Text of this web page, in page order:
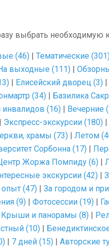
выбрать необходимую
(46) | Тематические
выходные (111) |
| Елисейский дворец (3) |
(34) | Базилика
(16) | Вечерние
| Экспресс-экскурсии (180) |
храмы (73) | Летом
Сорбонна (17) |
Жоржа Помпиду (6) |
экскурсии (42) |
(47) | За городом и
(9) | Фотосессии (19) |
Крыши и панорамы (8) |
(10) |
| 7 дней (15) | Авторские